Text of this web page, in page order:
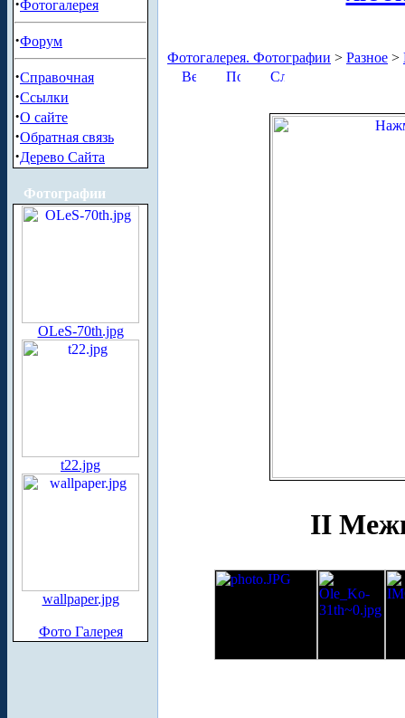
·Фотогалерея
·Форум
·Справочная
·Ссылки
·О сайте
·Обратная связь
·Дерево Сайта
Фотографии
OLeS-70th.jpg
t22.jpg
wallpaper.jpg
Фото Галерея
Фотогалерея. Фотографии > Разное >
II